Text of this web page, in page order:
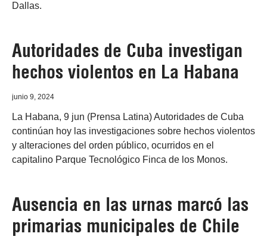
Dallas.
Autoridades de Cuba investigan
hechos violentos en La Habana
junio 9, 2024
La Habana, 9 jun (Prensa Latina) Autoridades de Cuba
continúan hoy las investigaciones sobre hechos violentos
y alteraciones del orden público, ocurridos en el
capitalino Parque Tecnológico Finca de los Monos.
Ausencia en las urnas marcó las
primarias municipales de Chile